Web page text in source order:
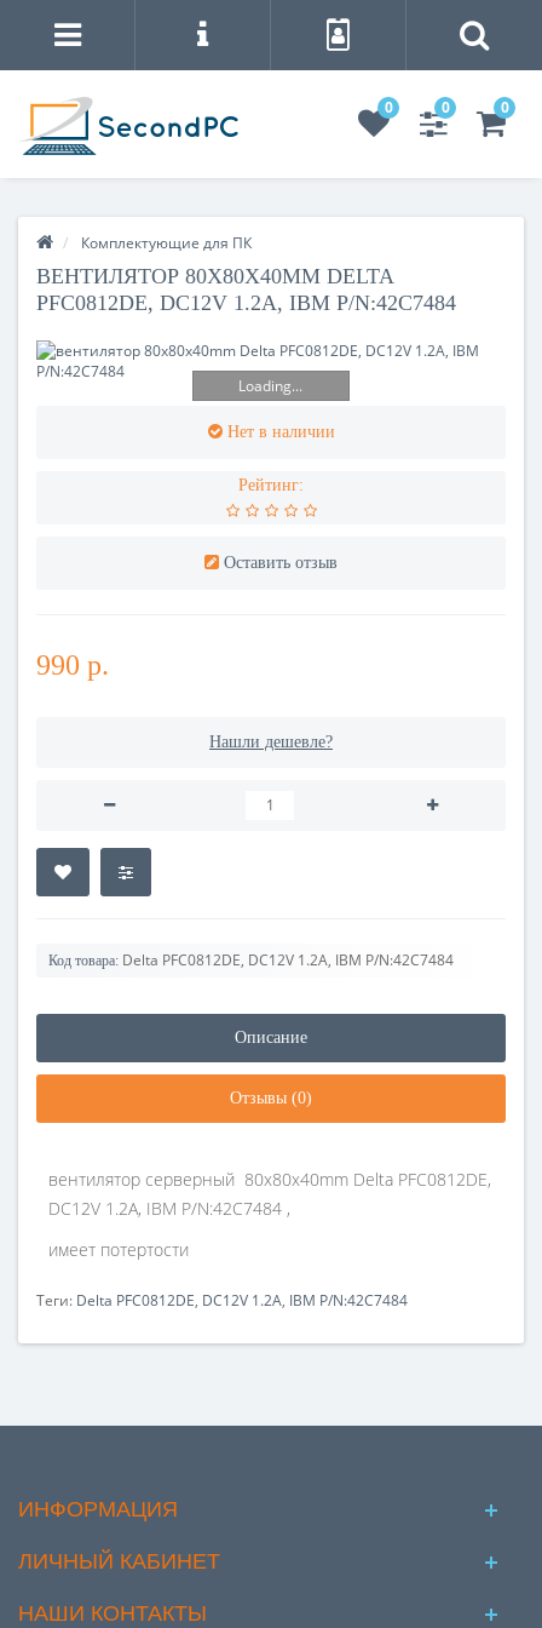
0 0 0
Комплектующие для ПК
ВЕНТИЛЯТОР 80X80X40MM DELTA
PFC0812DE, DC12V 1.2A, IBM P/N:42C7484
Loading...
Нет в наличии
Рейтинг:
Оставить отзыв
990 р.
Нашли дешевле?
Код товара: Delta PFC0812DE, DC12V 1.2A, IBM P/N:42C7484
Описание
Отзывы (0)
вентилятор серверный 80x80x40mm Delta PFC0812DE,
DC12V 1.2A, IBM P/N:42C7484 ,
имеет потертости
Теги: Delta PFC0812DE, DC12V 1.2A, IBM P/N:42C7484
ИНФОРМАЦИЯ
ЛИЧНЫЙ КАБИНЕТ
НАШИ КОНТАКТЫ